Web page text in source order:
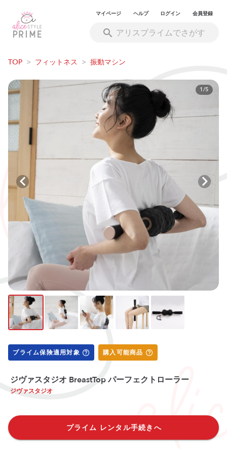
マイページ ヘルプ ログイン 会員登録
TOP > フィットネス > 振動マシン
1/5
プライム保険適用対象 購入可能商品
ジヴァスタジオ BreastTop パーフェクトローラー
ジヴァスタジオ
プライム レンタル手続きへ